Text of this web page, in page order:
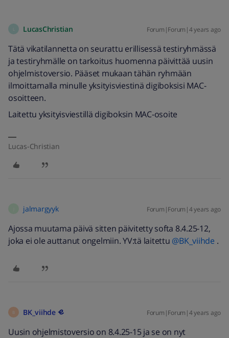
LucasChristian Forum|Forum|4 years ago
Tätä vikatilannetta on seurattu erillisessä testiryhmässä
ja testiryhmälle on tarkoitus huomenna päivittää uusin
ohjelmistoversio. Pääset mukaan tähän ryhmään
ilmoittamalla minulle yksityisviestinä digiboksisi MAC-
osoitteen.
Laitettu yksityisviestillä digiboksin MAC-osoite
Lucas-Christian
jalmargyyk Forum|Forum|4 years ago
Ajossa muutama päivä sitten päivitetty softa 8.4.25-12,
joka ei ole auttanut ongelmiin. YV:tä laitettu @BK_viihde .
B BK_viihde Forum|Forum|4 years ago
Uusin ohjelmistoversio on 8.4.25-15 ja se on nyt